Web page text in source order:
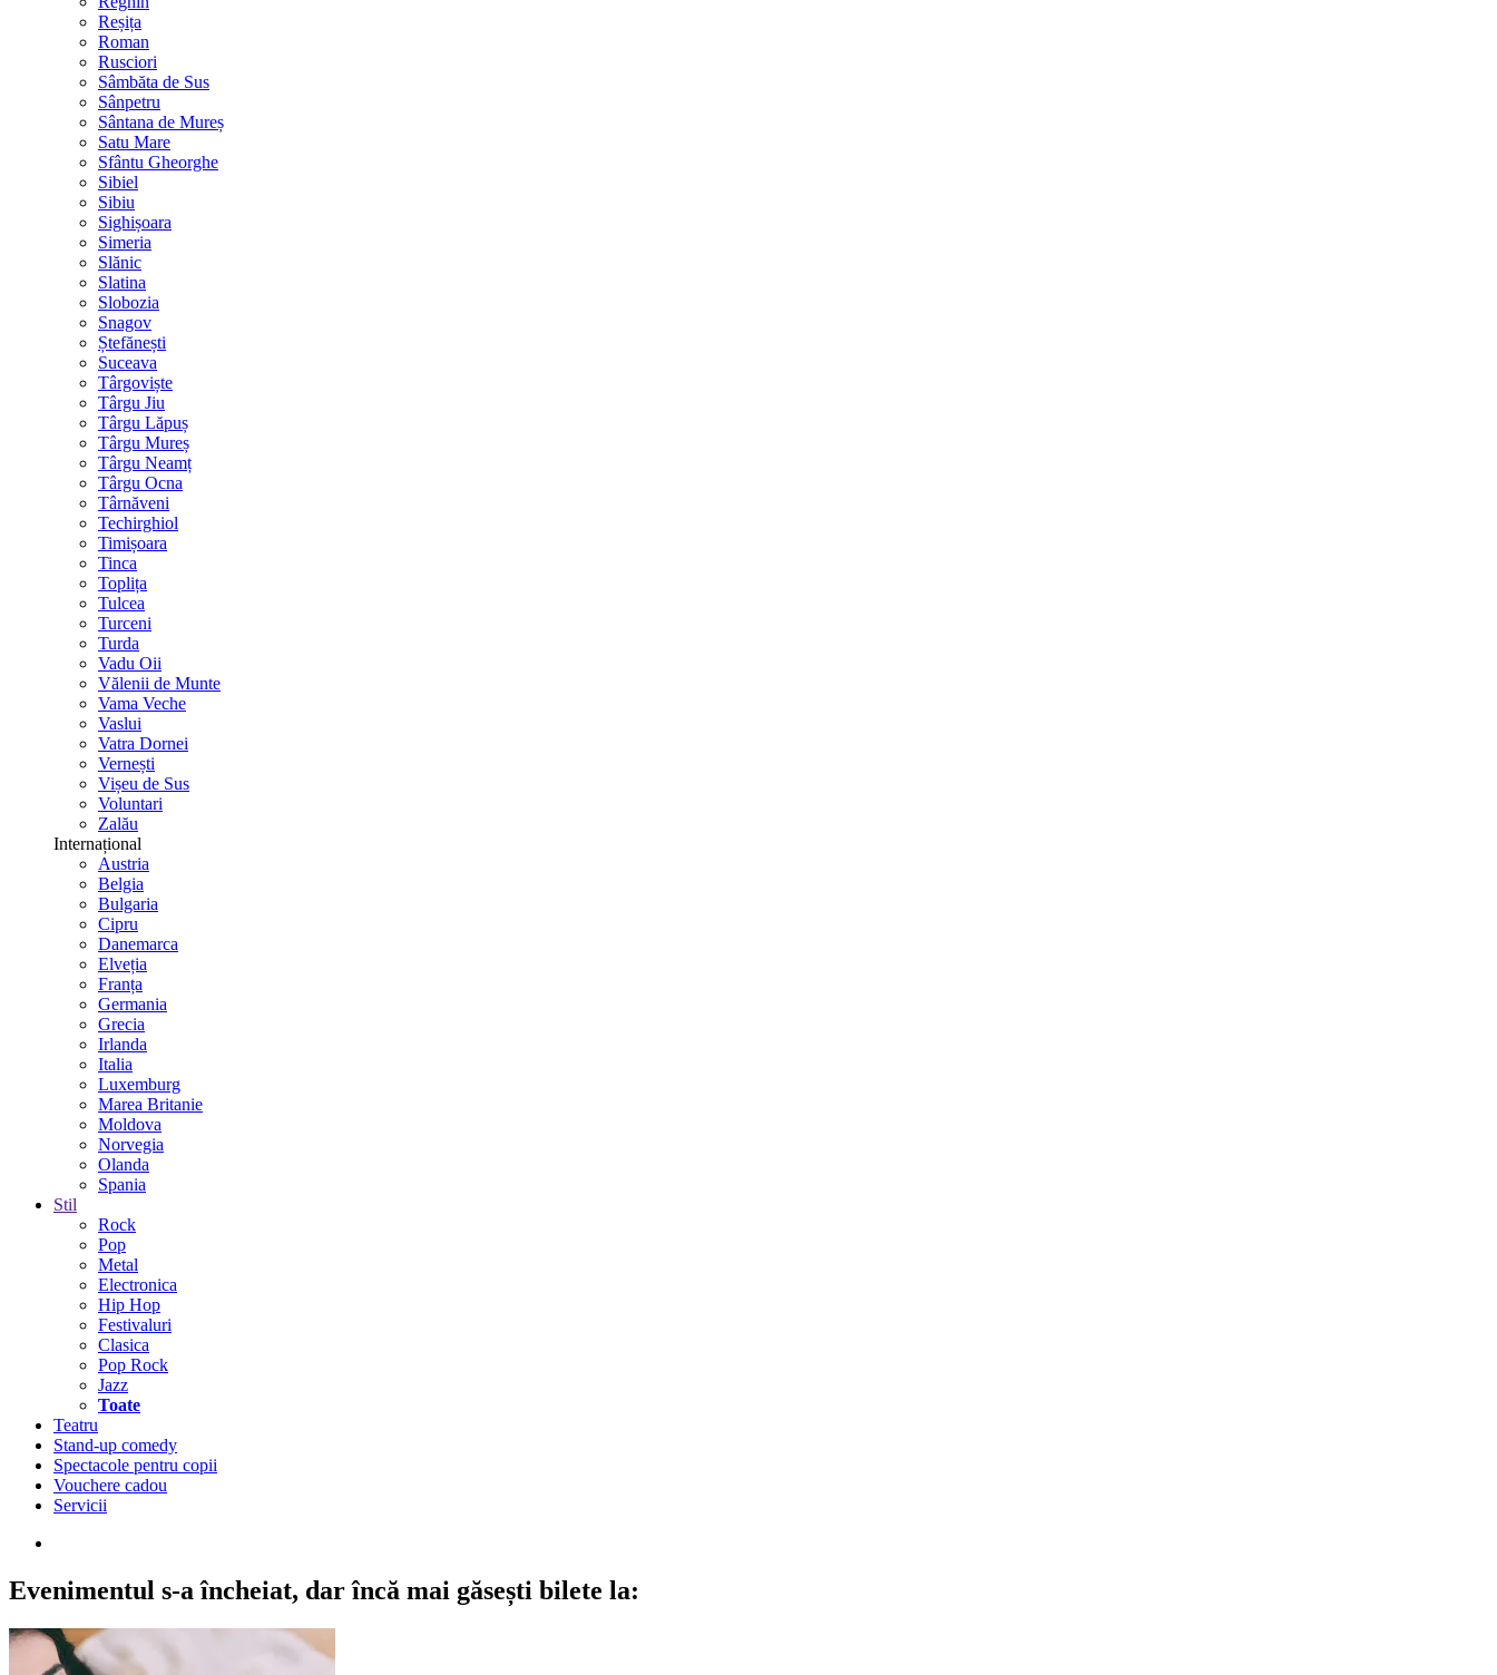
Reșița
Roman
Rusciori
Sâmbăta de Sus
Sânpetru
Sântana de Mureș
Satu Mare
Sfântu Gheorghe
Sibiel
Sibiu
Sighișoara
Simeria
Slănic
Slatina
Slobozia
Snagov
Ștefănești
Suceava
Târgoviște
Târgu Jiu
Târgu Lăpuș
Târgu Mureș
Târgu Neamț
Târgu Ocna
Târnăveni
Techirghiol
Timișoara
Tinca
Toplița
Tulcea
Turceni
Turda
Vadu Oii
Vălenii de Munte
Vama Veche
Vaslui
Vatra Dornei
Vernești
Vișeu de Sus
Voluntari
Zalău
Internațional
Austria
Belgia
Bulgaria
Cipru
Danemarca
Elveția
Franța
Germania
Grecia
Irlanda
Italia
Luxemburg
Marea Britanie
Moldova
Norvegia
Olanda
Spania
Stil
Rock
Pop
Metal
Electronica
Hip Hop
Festivaluri
Clasica
Pop Rock
Jazz
Toate
Teatru
Stand-up comedy
Spectacole pentru copii
Vouchere cadou
Servicii
Evenimentul s-a încheiat, dar încă mai găsești bilete la: